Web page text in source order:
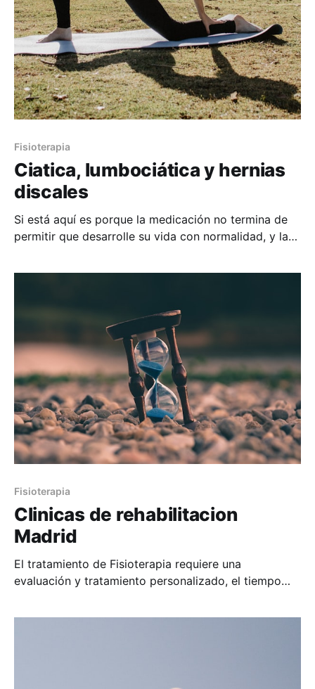
Fisioterapia
Ciatica, lumbociática y hernias
discales
Si está aquí es porque la medicación no termina de
permitir que desarrolle su vida con normalidad, y la
habitual). Por lo tanto, necesita abordar su problema
Fisioterapia
Clinicas de rehabilitacion
Madrid
El tratamiento de Fisioterapia requiere una
evaluación y tratamiento personalizado, el tiempo
proporcional a la recuperación de éste.